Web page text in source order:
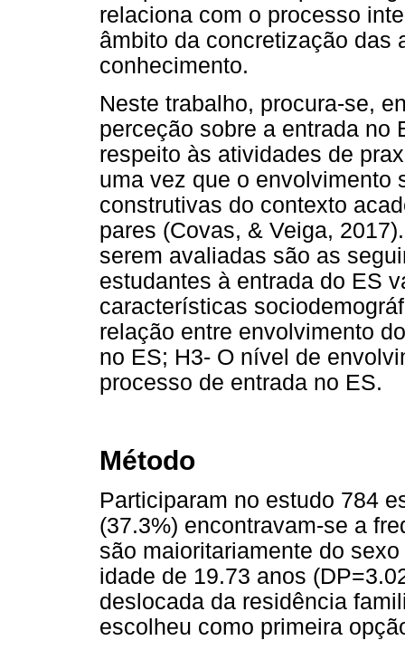
relaciona com o processo
âmbito da concretização das
conhecimento.
Neste trabalho, procura-se,
perceção sobre a entrada no
respeito às atividades de
uma vez que o envolvimento
construtivas do contexto
pares (Covas, & Veiga,
serem avaliadas são as
estudantes à entrada do ES
características
relação entre envolvimento
no ES; H3- O nível de
processo de entrada no ES.
Método
Participaram no estudo 784
(37.3%) encontravam-se a
são maioritariamente do
idade de 19.73 anos
deslocada da residência
escolheu como primeira